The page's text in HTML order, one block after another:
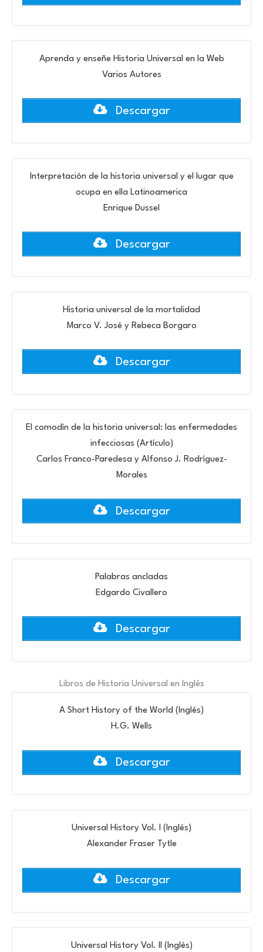
Aprenda y enseñe Historia Universal en la Web
Varios Autores
Descargar
Interpretación de la historia universal y el lugar que
ocupa en ella Latinoamerica
Enrique Dussel
Descargar
Historia universal de la mortalidad
Marco V. José y Rebeca Borgaro
Descargar
El comodín de la historia universal: las enfermedades
infecciosas (Artículo)
Carlos Franco-Paredesa y Alfonso J. Rodríguez-
Morales
Descargar
Palabras ancladas
Edgardo Civallero
Descargar
Libros de Historia Universal en Inglés
A Short History of the World (Inglés)
H.G. Wells
Descargar
Universal History Vol. I (Inglés)
Alexander Fraser Tytle
Descargar
Universal History Vol. II (Inglés)